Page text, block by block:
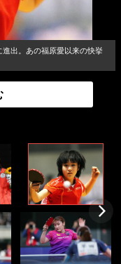
出。あの福原愛以来の快挙